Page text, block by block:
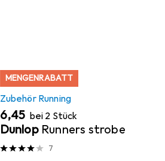
MENGENRABATT
Zubehör Running
EUR
6,45 bei 2 Stück
Dunlop Runners strobe
7